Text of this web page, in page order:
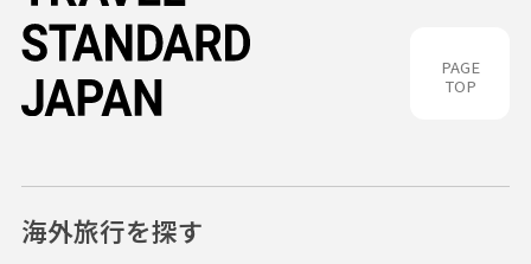
PAGE
TOP
海外旅行を探す